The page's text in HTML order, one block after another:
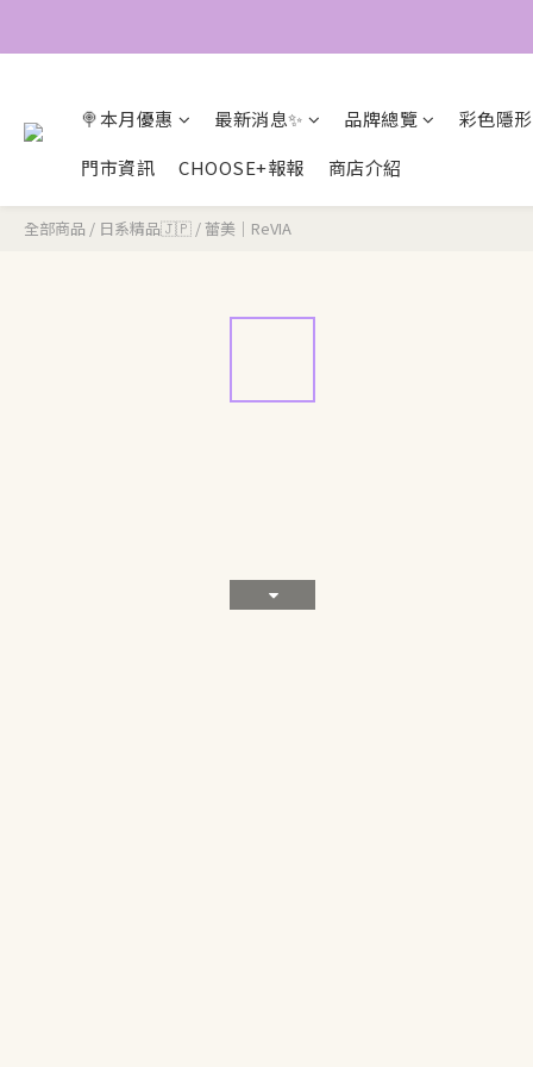
🍭本月優惠 最新消息✨ 品牌總覽
彩色隱
門市資訊
CHOOSE+報報 商店介紹
全部商品 / 日系精品🇯🇵 /蕾美｜ReVIA